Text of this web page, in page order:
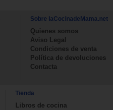
Sobre laCocinadeMama.net
Quienes somos
Aviso Legal
Condiciones de venta
Política de devoluciones
Contacta
Tienda
Libros de cocina